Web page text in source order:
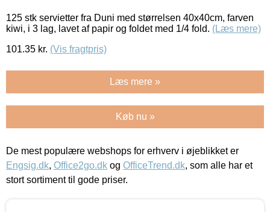
125 stk servietter fra Duni med størrelsen 40x40cm, farven
kiwi, i 3 lag, lavet af papir og foldet med 1/4 fold. (Læs mere)
101.35 kr. (Vis fragtpris)
Læs mere »
Køb nu »
De mest populære webshops for erhverv i øjeblikket er
Engsig.dk, Office2go.dk og OfficeTrend.dk, som alle har et
stort sortiment til gode priser.